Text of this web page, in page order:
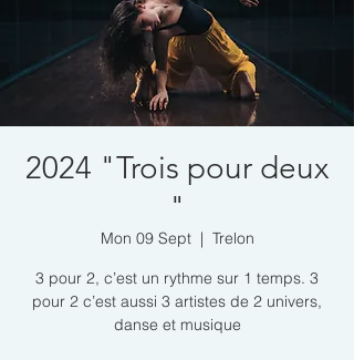
2024 "Trois pour deux
"
Mon 09 Sept
  |
Trelon
3 pour 2, c’est un rythme sur 1 temps. 3
pour 2 c’est aussi 3 artistes de 2 univers,
danse et musique